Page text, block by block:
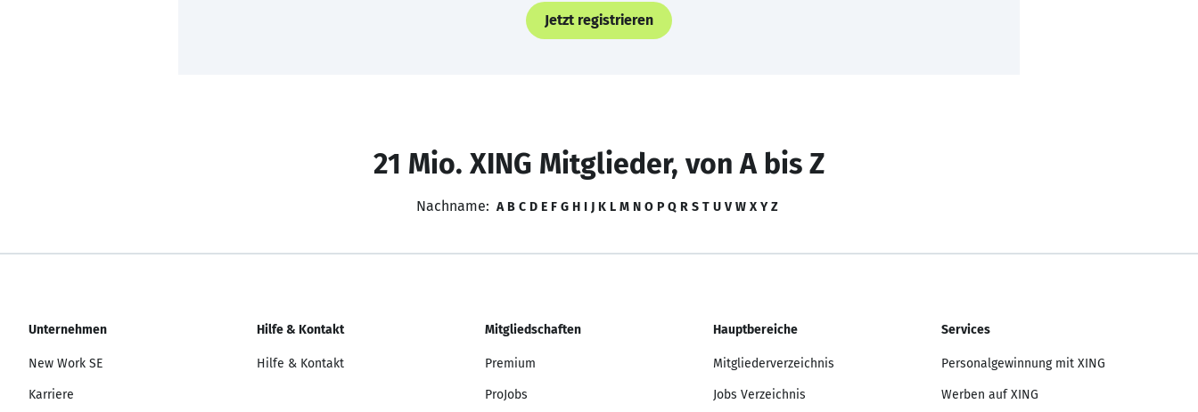
Jetzt registrieren
21 Mio. XING Mitglieder, von A bis Z
Nachname: A B C D E F G H I J K L M N O P Q R S T U V W X Y Z
Unternehmen
New Work SE
Karriere
Hilfe & Kontakt
Hilfe & Kontakt
Mitgliedschaften
Premium
ProJobs
Hauptbereiche
Mitgliederverzeichnis
Jobs Verzeichnis
Services
Personalgewinnung mit XING
Werben auf XING